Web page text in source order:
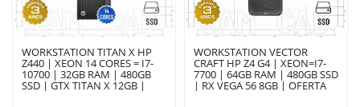
WORKSTATION TITAN X HP
Z440 | XEON 14 CORES = I7-
10700 | 32GB RAM | 480GB
SSD | GTX TITAN X 12GB |
WORKSTATION VECTOR
CRAFT HP Z4 G4 | XEON=I7-
7700 | 64GB RAM | 480GB SSD
| RX VEGA 56 8GB | OFERTA